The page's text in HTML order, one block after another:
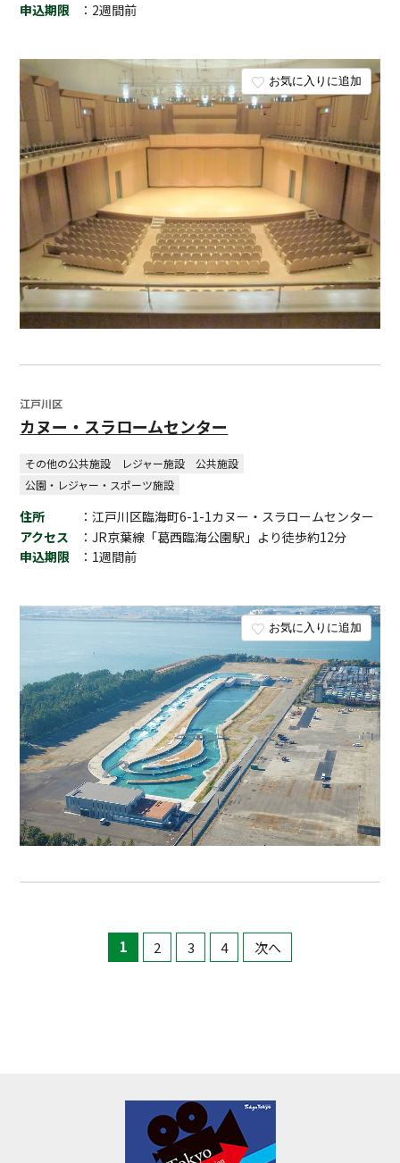
お気に入りに追加
申込期限
：2週間前
お気に入りに追加
江戸川区
カヌー・スラロームセンター
その他の公共施設 レジャー施設
公共施設
公園・レジャー・スポーツ施設
住所
：江戸川区臨海町6-1-1カヌー・スラロームセンター
アクセス
：JR京葉線「葛西臨海公園駅」より徒歩約12分
申込期限
：1週間前
1 2 3 4 次へ